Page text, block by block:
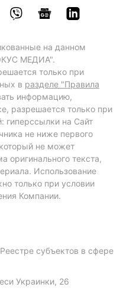
на данном
МЕДИА".
только при
в разделе "Правила
информацию,
разрешается только при
гиперссылки на Сайт
не ниже первого
не может
оригинального текста,
Использование
только при условии
Компании.
субъектов в сфере
Украинки, 26